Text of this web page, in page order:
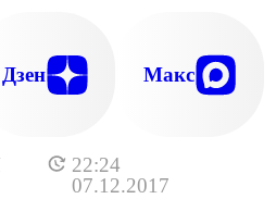
22:24
07.12.2017
Дзен Макс